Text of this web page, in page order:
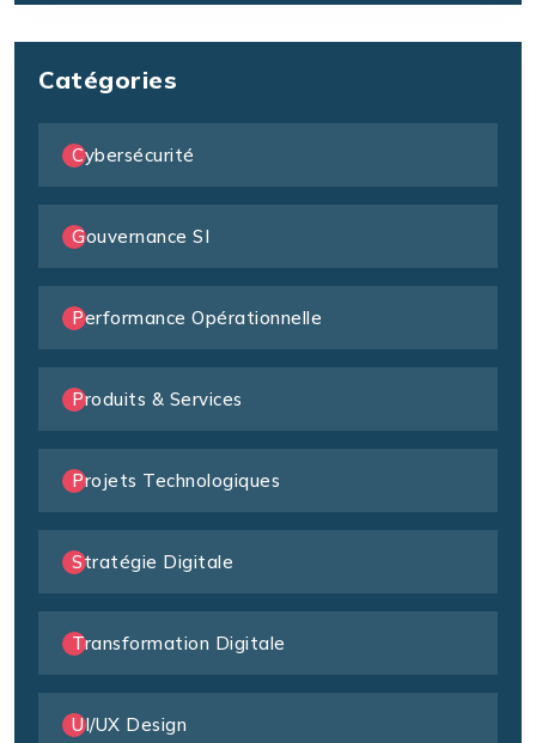
Catégories
Cybersécurité
Gouvernance SI
Performance Opérationnelle
Produits & Services
Projets Technologiques
Stratégie Digitale
Transformation Digitale
UI/UX Design